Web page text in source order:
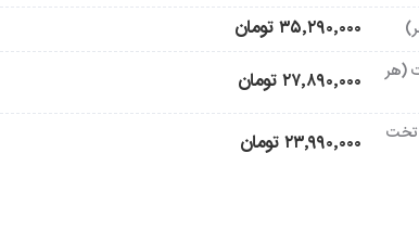
۳۵٬۲۹۰٬۰۰۰ تومان
(هر
۲۷٬۸۹۰٬۰۰۰ تومان
تخت
۲۳٬۹۹۰٬۰۰۰ تومان